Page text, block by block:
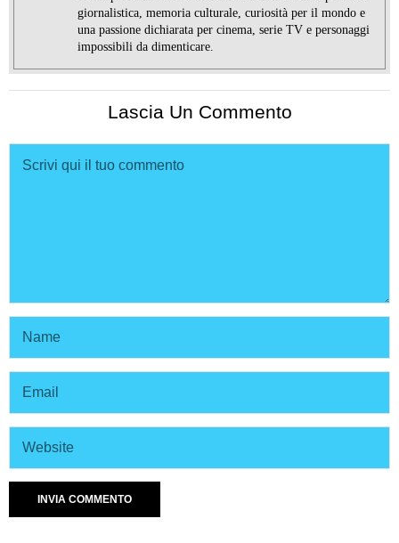
giornalistica, memoria culturale, curiosità per il mondo e
una passione dichiarata per cinema, serie TV e personaggi
impossibili da dimenticare.
Lascia Un Commento